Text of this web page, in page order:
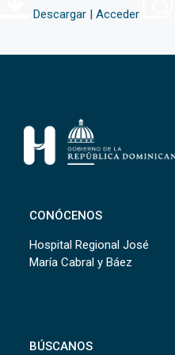
Descargar | Acceder
CONÓCENOS
Hospital Regional José
María Cabral y Báez
BÚSCANOS